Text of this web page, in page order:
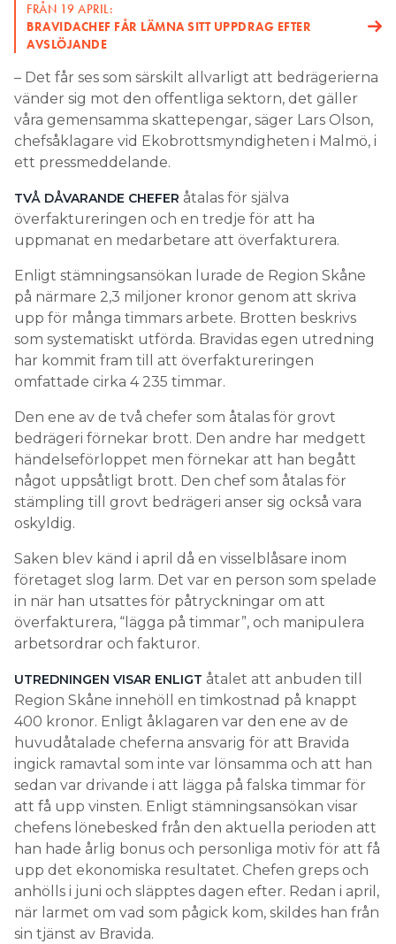
FRÅN 19 APRIL:
BRAVIDACHEF FÅR LÄMNA SITT UPPDRAG EFTER
AVSLÖJANDE
– Det får ses som särskilt allvarligt att bedrägerierna
vänder sig mot den offentliga sektorn, det gäller
våra gemensamma skattepengar, säger Lars Olson,
chefsåklagare vid Ekobrottsmyndigheten i Malmö, i
ett pressmeddelande.
TVÅ DÅVARANDE CHEFER åtalas för själva
överfaktureringen och en tredje för att ha
uppmanat en medarbetare att överfakturera.
Enligt stämningsansökan lurade de Region Skåne
på närmare 2,3 miljoner kronor genom att skriva
upp för många timmars arbete. Brotten beskrivs
som systematiskt utförda. Bravidas egen utredning
har kommit fram till att överfaktureringen
omfattade cirka 4 235 timmar.
Den ene av de två chefer som åtalas för grovt
bedrägeri förnekar brott. Den andre har medgett
händelseförloppet men förnekar att han begått
något uppsåtligt brott. Den chef som åtalas för
stämpling till grovt bedrägeri anser sig också vara
oskyldig.
Saken blev känd i april då en visselblåsare inom
företaget slog larm. Det var en person som spelade
in när han utsattes för påtryckningar om att
överfakturera, “lägga på timmar”, och manipulera
arbetsordrar och fakturor.
UTREDNINGEN VISAR ENLIGT åtalet att anbuden till
Region Skåne innehöll en timkostnad på knappt
400 kronor. Enligt åklagaren var den ene av de
huvudåtalade cheferna ansvarig för att Bravida
ingick ramavtal som inte var lönsamma och att han
sedan var drivande i att lägga på falska timmar för
att få upp vinsten. Enligt stämningsansökan visar
chefens lönebesked från den aktuella perioden att
han hade årlig bonus och personliga motiv för att få
upp det ekonomiska resultatet. Chefen greps och
anhölls i juni och släpptes dagen efter. Redan i april,
när larmet om vad som pågick kom, skildes han från
sin tjänst av Bravida.